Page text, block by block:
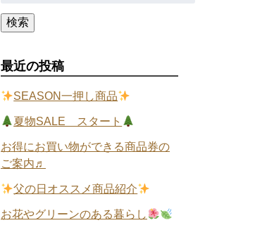
検索
最近の投稿
SEASON一押し商品
夏物SALE スタート
お得にお買い物ができる商品券の
ご案内♬
父の日オススメ商品紹介
お花やグリーンのある暮らし